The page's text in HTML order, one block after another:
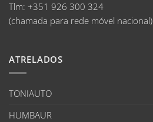
Tlm: +351 926 300 324
(chamada para rede móvel nacional)
ATRELADOS
TONIAUTO
HUMBAUR